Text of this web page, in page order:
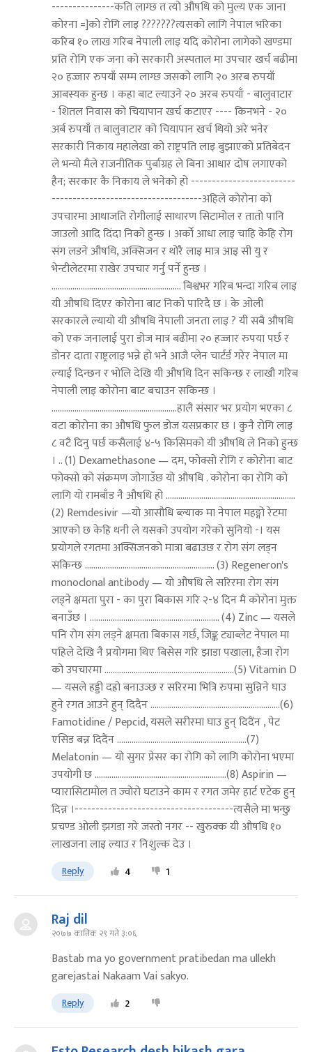
---------------कति लाग्छ त त्यो औषधि को मुल्य एक जाना
कोरना =]को रोगि लाइ ???????त्यसको लागि नेपाल भरिका
करिब १० लाख गरिब नेपाली लाइ यदि कोरोना लागेको खण्डमा
प्रति रोगि एक जना को सरकारी अस्पताल मा उपचार खर्च बढीमा
२० हज्जार रुपयाँ सम्म लाग्छ जसको लागि २० अरब रुपयाँ
आबस्यक हुन्छ । कहा बाट ल्याउने २० अरब रुपयाँ - बालुवाटार
- शितल निवास को चियापान खर्च कटाएर ---- किनभने - २०
अर्ब रुपयाँ त बालुवाटार को चियापान खर्च थियो अरे भनेर
सरकारी निकाय महालेखा को राष्ट्रपति लाइ बुझाएको प्रतिबेदन
ले भन्यो मैले राजनीतिक पुर्बाग्रह ले बिना आधार दोष लगाएको
हैन; सरकार कै निकाय ले भनेको हो -------------------------
------------------------------------अहिले कोरोना को
उपचारमा आधाजति रोगीलाई साधारण सिटामोल र तातो पानि
जाउलो आदि दिंदा निको हुन्छ । अर्को आधा लाइ चाहि केहि रोग
संग लडने औषधि, अक्सिजन र थोरै लाइ मात्र आइ सी यु र
भेन्टीलेटरमा राखेर उपचार गर्नु पर्ने हुन्छ ।
.............................................................. बिश्वभर गरिब भन्दा गरिब लाइ
यी औषधि दिएर कोरोना बाट निको पारिदै छ । के ओली
सरकारले ल्यायो यी औषधि नेपाली जनता लाइ ? यी सबै औषधि
को एक जनालाई पुरा डोज मात्र बढीमा २० हज्जार रुपया पर्छ र
डोनर दाता राष्ट्रलाइ भन्ने हो भने आजै प्लेन चार्टर्ड गरेर नेपाल मा
ल्याई दिन्छन र भोलि देखि यी औषधि दिन सकिन्छ र लाखौ गरिब
नेपाली लाइ कोरोना बाट बचाउन सकिन्छ ।
............................................................हालै संसार भर प्रयोग भएका ८
वटा कोरोना का औषधि फुल डोज यसप्रकार छ । कुनै रोगि लाइ
८ वटै दिनु पर्छ कसैलाई ४-५ किसिमको यी औषधि ले निको हुन्छ
। .. (1) Dexamethasone — दम, फोक्सो रोगि र कोरोना बाट
फोक्सो को संक्रमण जोगाउँछ यो औषधि . कोरोना का रोगि को
लागि यो रामबाँड नै औषधि हो ..............................................................
(2) Remdesivir —यो आसौधि ब्ल्याक मा नेपाल महङ्गो रेटमा
आएको छ केहि धनी ले यसको उपयोग गरेको सुनियो -। यस
प्रयोगले रगतमा अक्सिजनको मात्रा बढाउछ र रोग संग लड्न
सकिन्छ .............................................................. (3) Regeneron's
monoclonal antibody — यो औषधि ले सरिरमा रोग संग
लड्ने क्षमता पुरा - का पुरा बिकास गरि २-४ दिन मै कोरोना मुक्त
बनाउँछ । .............................................................. (4) Zinc — यसले
पनि रोग संग लड्ने क्षमता बिकास गर्छ, जिङ्क ट्याब्लेट नेपाल मा
पहिले देखि नै प्रयोगमा थिए बिसेस गरि झाडा पखाला, हैजा रोग
को उपचारमा ..............................................................(5) Vitamin D
— यसले हड्डी दह्रो बनाउञ्छ र सरिरमा भित्रि रुपमा सुन्निने घाउ
हुने रगत आउने हुन् दिदैन ..............................................................(6)
Famotidine / Pepcid, यसले सरीरमा घाउ हुन् दिदैंन , पेट
एसिड बन्न दिदैंन ..............................................................(7)
Melatonin — यो सुगर प्रेसर का रोगि को लागि कोरोना भएमा
उपयोगी छ ...............................................................(8) Aspirin —
प्यारासिटामोल त ज्वोरो घटाउने काम र रगत जमेर हार्ट एटेक हुन्
दिन्न ।--------------------------------------त्यसैले मा भन्छु
प्रचण्ड ओली झगडा गरे जस्तो नगर -- खुरुक्क यी औषधि १०
लाखजना लाइ ल्याउ र निशुल्क देउ ।
Reply 4 1
Raj dil
२०७७ कात्तिक २९ गते ३:०६
Bastab ma yo government pratibedan ma ullekh
garejastai Nakaam Vai sakyo.
Reply 2